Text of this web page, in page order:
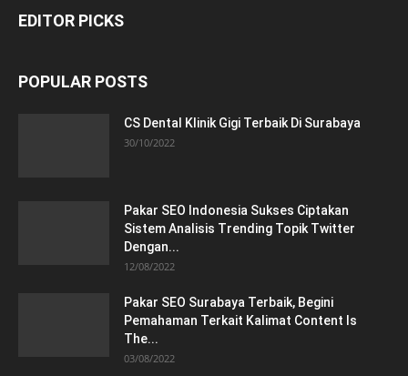
EDITOR PICKS
POPULAR POSTS
CS Dental Klinik Gigi Terbaik Di Surabaya
30/10/2022
Pakar SEO Indonesia Sukses Ciptakan
Sistem Analisis Trending Topik Twitter
Dengan...
12/08/2022
Pakar SEO Surabaya Terbaik, Begini
Pemahaman Terkait Kalimat Content Is
The...
03/08/2022